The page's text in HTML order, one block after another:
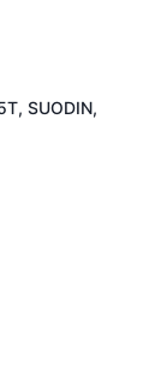
SUODIN,